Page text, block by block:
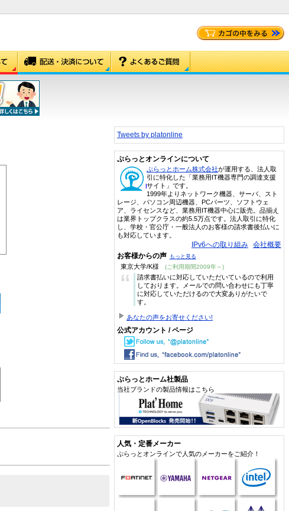
Tweets by platonline
ぷらっとオンラインについて
ぷらっとホーム株式会社が運用する、法人取
引に特化した「業務用IT機器専門の調達支援
サイト」です。
1999年よりネットワーク機器、サーバ、スト
レージ、パソコン周辺機器、PCパーツ、ソフトウェ
ア、ライセンスなど、業務用IT機器中心に販売。品揃え
は業界トップクラスの約5.5万点です。法人取引に特化
し、学校・官公庁・一般法人のお客様の請求書後払いに
も対応しています。
IPv6への取り組み 会社概要
お客様からの声 もっと見る
東京大学/K様 (ご利用期間2009年～)
“
請求書払いに対応していただいているので利用
しております。メールでの問い合わせにも丁寧
に対応していただけるので大変ありがたいで
す。
あなたの声をお寄せください!
公式アカウント / ページ
ぷらっとホーム社製品
当社ブランドの製品情報はこちら
人気・定番メーカー
ぷらっとオンラインで人気のメーカーをご紹介！